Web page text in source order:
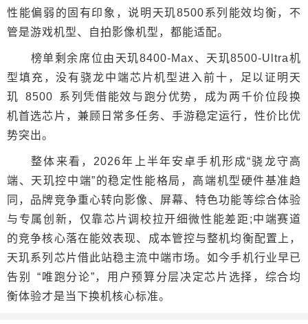
性能偏弱的固有印象，说明天玑8500系列能效均衡，不
管是游戏机型、自拍影像机型，都能适配。
榜单剩余席位由天玑8400-Max、天玑8500-Ultra机
型填充，没有骁龙中端芯片机型进入前十，足以证明天
玑 8500 系列凭借能效与跑分优势，成为两千价位段换
机首选芯片，兼顾日常多任务、手游稳定运行，性价比优
势突出。
整体来看，2026年上半年安卓手机形成“骁龙守高
端、天玑控中端”的稳定性能格局，高端机型硬件基准趋
同，品牌竞争重心转向影像、屏幕、特色功能等综合体验
与专属创新，仅靠芯片调校拉开细微性能差距;中端赛道
的竞争核心落在能效表现、成本管控与整机均衡配置上，
天玑系列芯片借此站稳主流中端市场。如今手机行业早已
告别 “唯跑分论”，用户预算分层决定芯片选择，综合均
衡体验才是当下换机核心标准。